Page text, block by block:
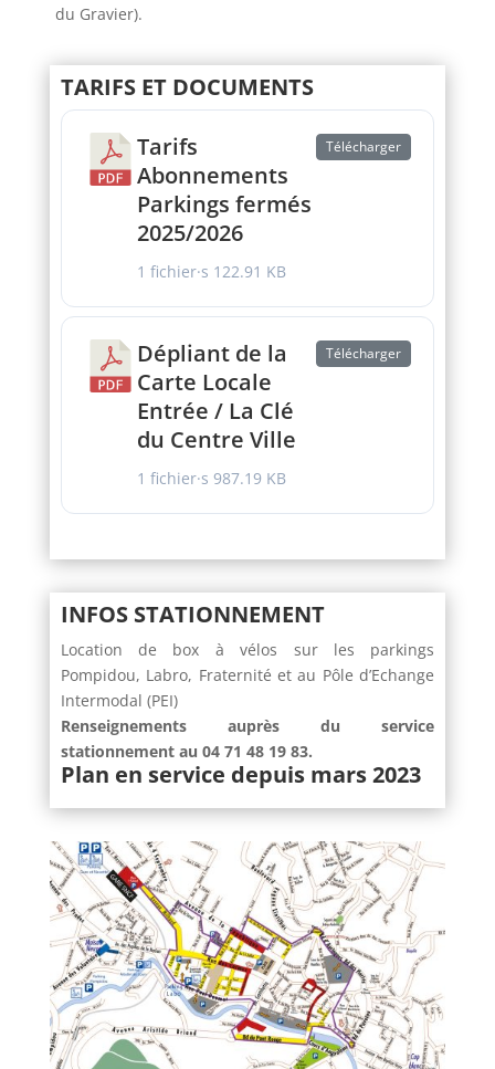
du Gravier).
TARIFS ET DOCUMENTS
Tarifs
Abonnements
Parkings fermés
2025/2026
1 fichier·s 122.91 KB
Télécharger
Dépliant de la
Carte Locale
Entrée / La Clé
du Centre Ville
1 fichier·s 987.19 KB
Télécharger
INFOS STATIONNEMENT
Location de box à vélos sur les parkings
Pompidou, Labro, Fraternité et au Pôle d’Echange
Intermodal (PEI)
Renseignements auprès du service
stationnement au 04 71 48 19 83.
Plan en service depuis mars 2023